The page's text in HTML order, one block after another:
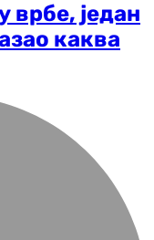
врбе, један
каква